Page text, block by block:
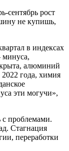
сентябрь рост
не купишь,
в индексах
минуса,
алюминий
2022 года, химия
эти могучи»,
проблемами.
Стагнация
переработки